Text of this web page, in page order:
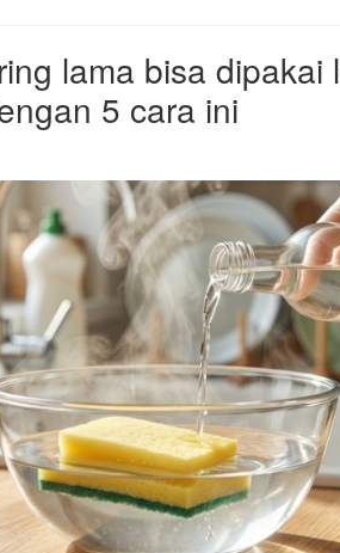
lama bisa dipakai
5 cara ini